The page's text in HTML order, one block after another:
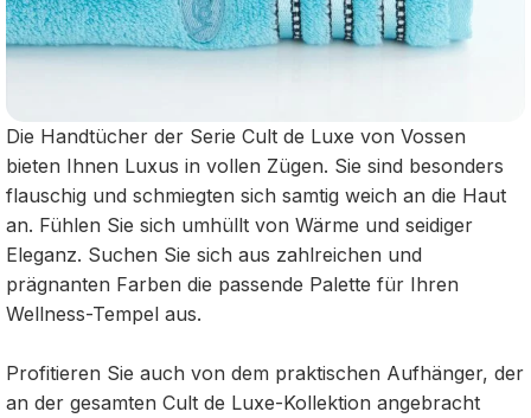
Die Handtücher der Serie Cult de Luxe von Vossen
bieten Ihnen Luxus in vollen Zügen. Sie sind besonders
flauschig und schmiegten sich samtig weich an die Haut
an. Fühlen Sie sich umhüllt von Wärme und seidiger
Eleganz. Suchen Sie sich aus zahlreichen und
prägnanten Farben die passende Palette für Ihren
Wellness-Tempel aus.
Profitieren Sie auch von dem praktischen Aufhänger, der
an der gesamten Cult de Luxe-Kollektion angebracht